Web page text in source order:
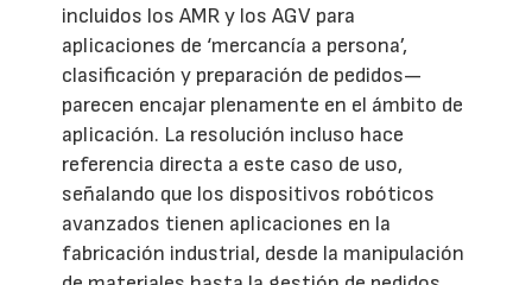
incluidos los AMR y los AGV para
aplicaciones de ‘mercancía a persona’,
clasificación y preparación de pedidos—
parecen encajar plenamente en el ámbito de
aplicación. La resolución incluso hace
referencia directa a este caso de uso,
señalando que los dispositivos robóticos
avanzados tienen aplicaciones en la
fabricación industrial, desde la manipulación